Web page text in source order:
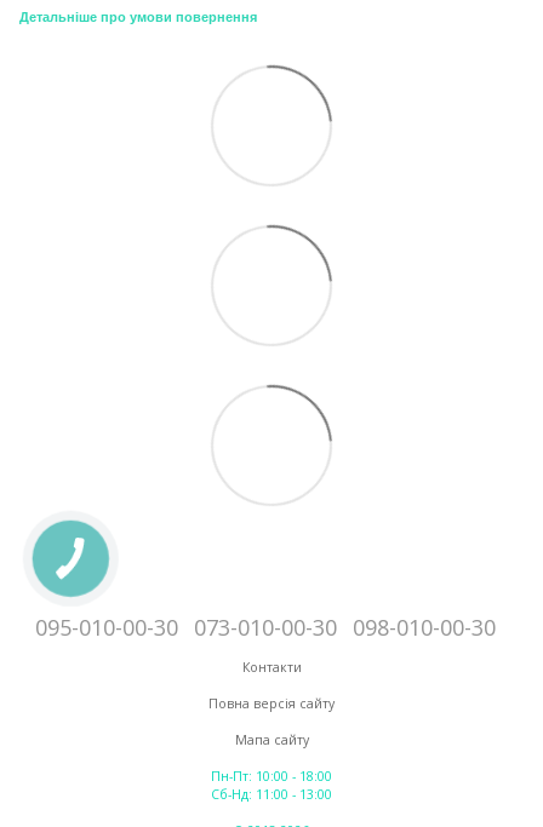
Детальніше про умови повернення
095-010-00-30 073-010-00-30 098-010-00-30
Контакти
Повна версія сайту
Мапа сайту
Пн-Пт: 10:00 - 18:00
Сб-Нд: 11:00 - 13:00